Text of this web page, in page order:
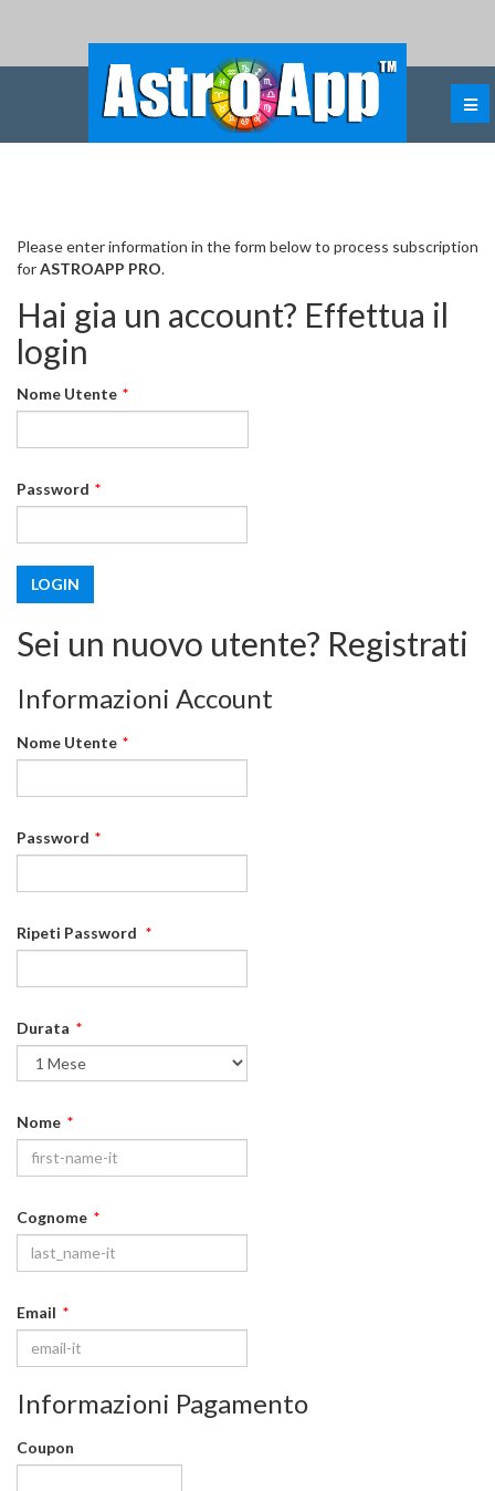
Please enter information in the form below to process subscription
forASTROAPP PRO.
Hai gia un account? Effettua il
login
Nome Utente *
Password *
Sei un nuovo utente? Registrati
Informazioni Account
Nome Utente *
Password *
Ripeti Password *
Durata *
Nome *
Cognome *
Email *
Informazioni Pagamento
Coupon